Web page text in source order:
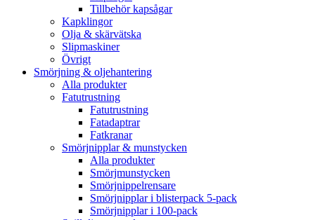
Tillbehör kapsågar
Kapklingor
Olja & skärvätska
Slipmaskiner
Övrigt
Smörjning & oljehantering
Alla produkter
Fatutrustning
Fatutrustning
Fatadaptrar
Fatkranar
Smörjnipplar & munstycken
Alla produkter
Smörjmunstycken
Smörjnippelrensare
Smörjnipplar i blisterpack 5-pack
Smörjnipplar i 100-pack